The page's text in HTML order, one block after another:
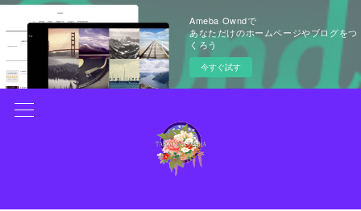
Ameba Owndで
あなただけのホームページやブログをつ
くろう
今すぐ試す